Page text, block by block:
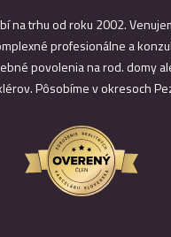
na trhu od roku 2002.
profesionálne a
povolenia na rod. domy
Pôsobíme v okresoch